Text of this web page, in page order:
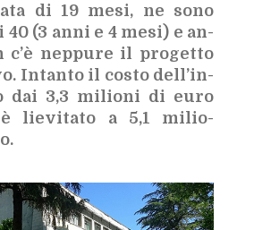
di 19 mesi, ne sono
40 (3 anni e 4 mesi) e an­
c’è nep­pu­re il pro­get­to
In­tan­to il co­sto del­l’in­
dai 3,3 mi­lio­ni di euro
lie­vi­ta­to a 5,1 mi­lio­